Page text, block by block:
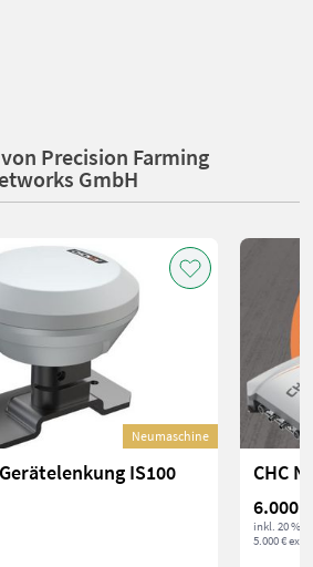
Precision Farming
GmbH
Neumaschine
Gerätelenkung IS100
CHC
6.000 €
inkl. 20 %
5.000 € exkl.